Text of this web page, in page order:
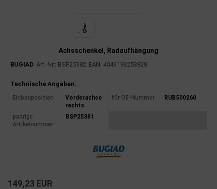
Achsschenkel, Radaufhängung
BUGIAD Art.-Nr.: BSP25382 EAN: 4043193253828
Produktinformationen
Technische Angaben:
Einbauposition
Vorderachse
rechts
für OE-Nummer RUB500260
paarige
Artikelnummer
BSP25381
149,23 EUR